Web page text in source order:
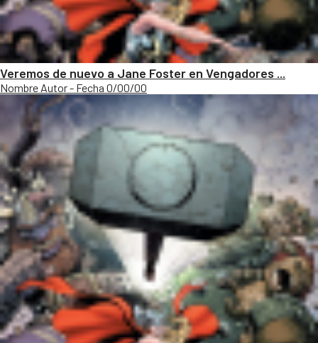
Veremos de nuevo a Jane Foster en Vengadores ...
Nombre Autor - Fecha 0/00/00